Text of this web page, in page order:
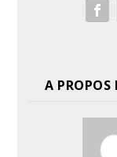
A PROPOS